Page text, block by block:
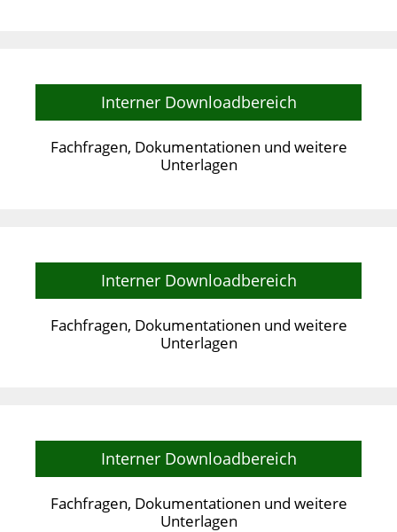
Interner Downloadbereich
Fachfragen, Dokumentationen und weitere
Unterlagen
Interner Downloadbereich
Fachfragen, Dokumentationen und weitere
Unterlagen
Interner Downloadbereich
Fachfragen, Dokumentationen und weitere
Unterlagen